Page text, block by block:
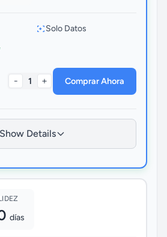
Solo Datos
- 1 + Comprar Ahora
Show Details
días